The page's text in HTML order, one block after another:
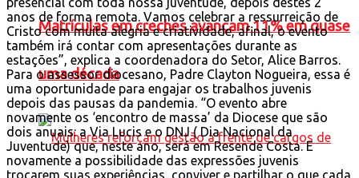
Matrículas em creches avançam 11% em quase
uma década
anos de forma remota. Vamos celebrar a ressurreição de
Cristo com muita alegria e criatividade, afinal, o evento
também irá contar com apresentações durante as
estações”, explica a coordenadora do Setor, Alice Barros.
Para o assessor diocesano, Padre Clayton Nogueira, essa é
uma oportunidade para engajar os trabalhos juvenis
depois das pausas da pandemia. “O evento abre
novamente os ‘encontro de massa’ da Diocese que são
dois anuais: a Via Lucis e o DNJ ( Dia Nacional da
Juventude) que, neste ano, será em Resende Costa. E
novamente a possibilidade das expressões juvenis
trocarem suas experiências, conviver e partilhar o que cada